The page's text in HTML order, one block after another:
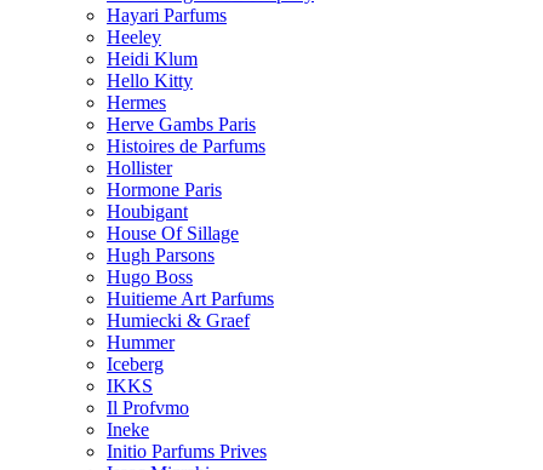
Hayari Parfums
Heeley
Heidi Klum
Hello Kitty
Hermes
Herve Gambs Paris
Histoires de Parfums
Hollister
Hormone Paris
Houbigant
House Of Sillage
Hugh Parsons
Hugo Boss
Huitieme Art Parfums
Humiecki & Graef
Hummer
Iceberg
IKKS
Il Profvmo
Ineke
Initio Parfums Prives